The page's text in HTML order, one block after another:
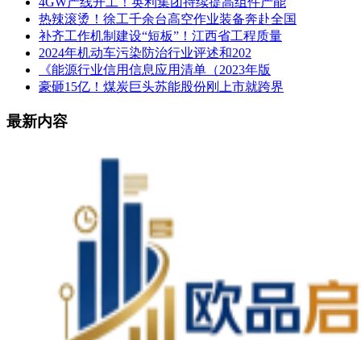
热辣滚烫！徐工千余台高空作业装备奔赴全国
补齐工作机制建设“短板”！江西省工程质量
2024年机动车污染防治行业评述和202
《能源行业信用信息应用清单（2023年版
豪砸15亿！煤炭巨头苏能股份刚上市就跨界
最新内容